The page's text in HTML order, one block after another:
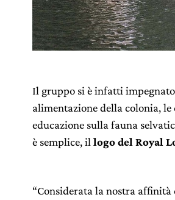
Il gruppo si è infatti
alimentazione della colonia,
educazione sulla fauna
è semplice, il logo del Royal
“Considerata la nostra